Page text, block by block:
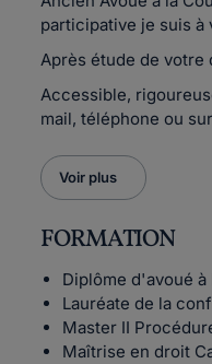
participative je suis à
Après étude de
Accessible,
mail, téléphone ou
Voir plus
FORMATION
Diplôme d'avoué à
Lauréate de la
Master II
Maîtrise en droit